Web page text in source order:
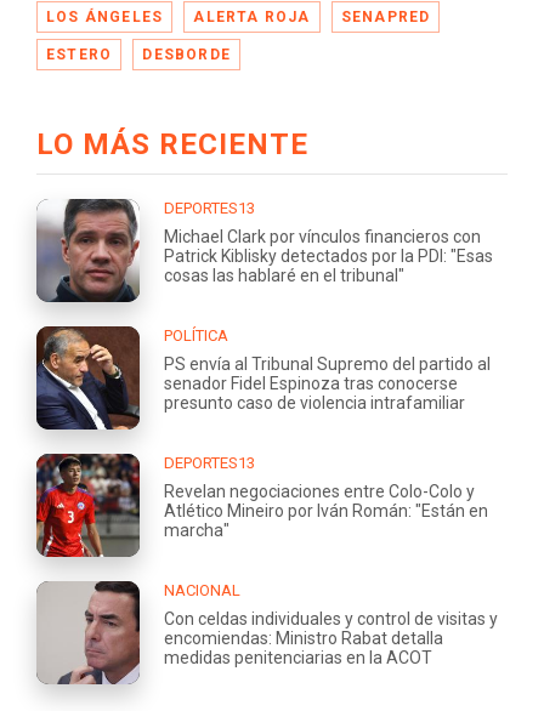
LOS ÁNGELES ALERTA ROJA SENAPRED
ESTERO DESBORDE
LO MÁS RECIENTE
DEPORTES13
Michael Clark por vínculos financieros con
Patrick Kiblisky detectados por la PDI: "Esas
cosas las hablaré en el tribunal"
POLÍTICA
PS envía al Tribunal Supremo del partido al
senador Fidel Espinoza tras conocerse
presunto caso de violencia intrafamiliar
DEPORTES13
Revelan negociaciones entre Colo-Colo y
Atlético Mineiro por Iván Román: "Están en
marcha"
NACIONAL
Con celdas individuales y control de visitas y
encomiendas: Ministro Rabat detalla
medidas penitenciarias en la ACOT